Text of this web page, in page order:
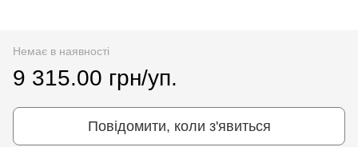
Немає в наявності
9 315.00 грн/уп.
Повідомити, коли з'явиться